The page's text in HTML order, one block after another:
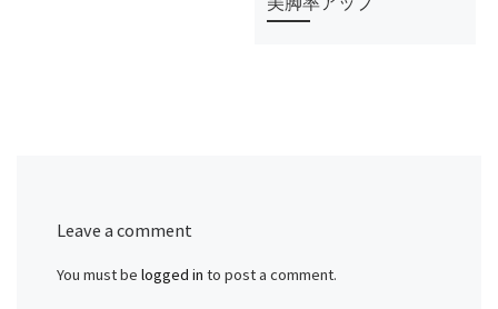
Leave a comment
You must belogged in to post a comment.